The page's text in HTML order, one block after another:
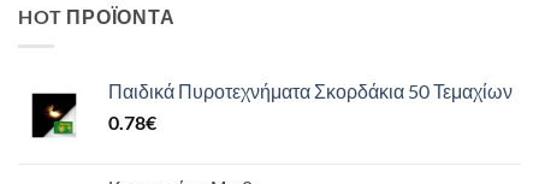
HOT ΠΡΟΪΌΝΤΑ
Παιδικά Πυροτεχνήματα Σκορδάκια 50 Τεμαχίων
0.78€